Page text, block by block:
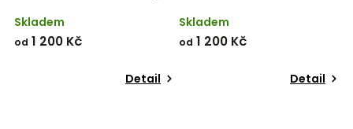
Skladem
od 1 200 Kč
Detail
Skladem
od 1 200 Kč
Detail